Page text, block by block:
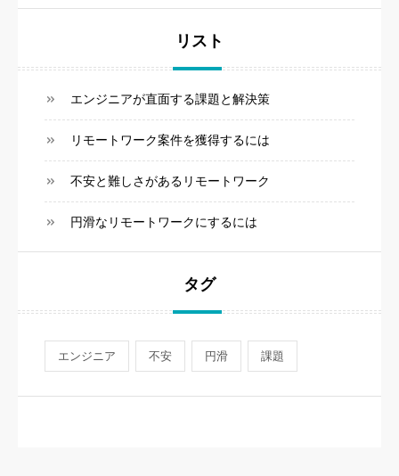
リスト
エンジニアが直面する課題と解決策
リモートワーク案件を獲得するには
不安と難しさがあるリモートワーク
円滑なリモートワークにするには
タグ
エンジニア 不安 円滑 課題